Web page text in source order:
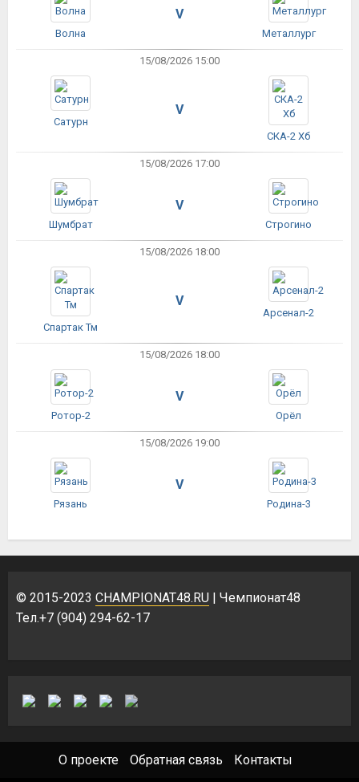
Волна
V
Металлург
15/08/2026 15:00
Сатурн
V
СКА-2 Хб
15/08/2026 17:00
Шумбрат
V
Строгино
15/08/2026 18:00
Спартак Тм
V
Арсенал-2
15/08/2026 18:00
Ротор-2
V
Орёл
15/08/2026 19:00
Рязань
V
Родина-3
© 2015-2023 CHAMPIONAT48.RU | Чемпионат48
Тел.+7 (904) 294-62-17
О проекте Обратная связь Контакты